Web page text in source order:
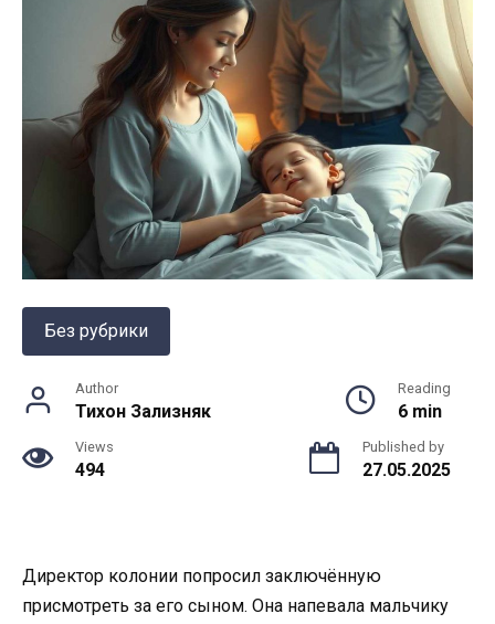
Без рубрики
Author
Тихон Зализняк
Reading
6 min
Views
494
Published by
27.05.2025
Директор колонии попросил заключённую
присмотреть за его сыном. Она напевала мальчику